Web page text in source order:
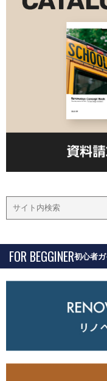
FOR BEGGINER